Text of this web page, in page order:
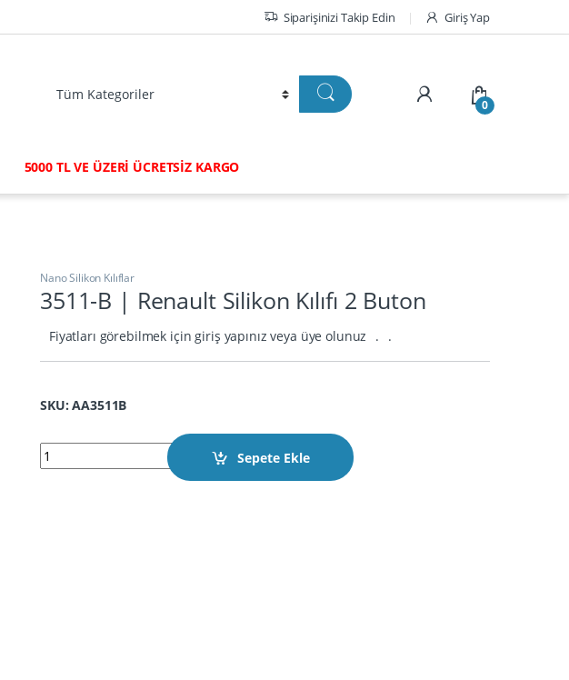
Siparişinizi Takip Edin Giriş Yap
0
5000 TL VE ÜZERİ ÜCRETSİZ KARGO
Nano Silikon Kılıflar
3511-B | Renault Silikon Kılıfı 2 Buton
Fiyatları görebilmek için giriş yapınız veya üye olunuz . .
SKU: AA3511B
3511-B | Renault Silikon Kılıfı 2 Buton quantity
Sepete Ekle